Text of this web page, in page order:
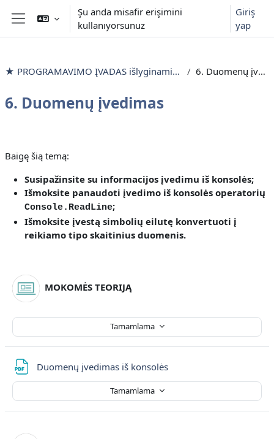
Yan panel
Şu anda misafir erişimini
kullanıyorsunuz
Giriş
yap
★ PROGRAMAVIMO ĮVADAS išlyginamieji mokymai 6. Duomenų įvedimas
6. Duomenų įvedimas
Baigę šią temą:
Susipažinsite su informacijos įvedimu iš konsolės;
Išmoksite panaudoti įvedimo iš konsolės operatorių
Console.ReadLine;
Išmoksite įvestą simbolių eilutę konvertuoti į
reikiamo tipo skaitinius duomenis.
Tamamlama
MOKOMĖS TEORIJĄ
Duomenų įvedimas iš konsolės
Tamamlama